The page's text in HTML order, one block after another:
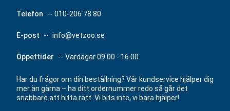
Telefon -- 010-206 78 80
E-post -- info@vetzoo.se
Öppettider -- Vardagar 09.00 - 16.00
Har du frågor om din beställning? Vår kundservice hjälper dig
mer än gärna – ha ditt ordernummer redo så går det
snabbare att hitta rätt. Vi bits inte, vi bara hjälper!